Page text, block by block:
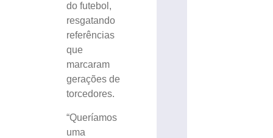
do futebol,
resgatando
referências
que
marcaram
gerações de
torcedores.
“Queríamos
uma